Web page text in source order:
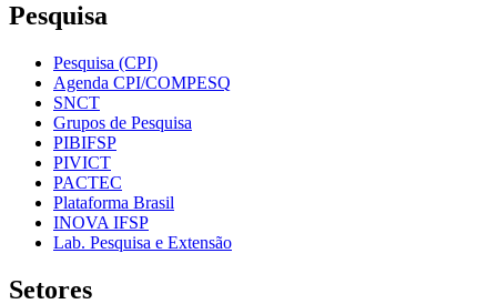
Pesquisa
Pesquisa (CPI)
Agenda CPI/COMPESQ
SNCT
Grupos de Pesquisa
PIBIFSP
PIVICT
PACTEC
Plataforma Brasil
INOVA IFSP
Lab. Pesquisa e Extensão
Setores